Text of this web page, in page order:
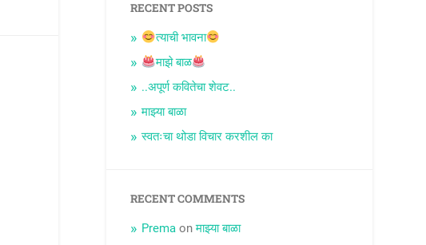
RECENT POSTS
त्याची भावना
माझे बाळ
..अपूर्ण कवितेचा शेवट..
माझ्या बाळा
स्वतःचा थोडा विचार करशील का
RECENT COMMENTS
Prema onमाझ्या बाळा